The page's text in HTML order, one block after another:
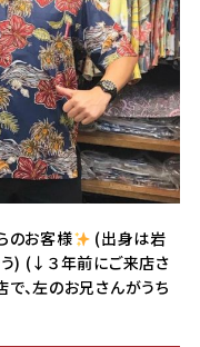
のお客様
(出身は岩
) (↓３年前にご来店さ
、左のお兄さんがうち